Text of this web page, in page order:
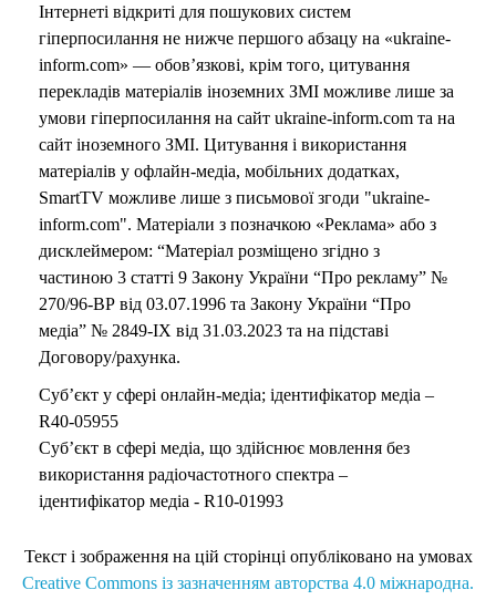
Інтернеті відкриті для пошукових систем
гіперпосилання не нижче першого абзацу на «ukraine-
inform.com» — обов’язкові, крім того, цитування
перекладів матеріалів іноземних ЗМІ можливе лише за
умови гіперпосилання на сайт ukraine-inform.com та на
сайт іноземного ЗМІ. Цитування і використання
матеріалів у офлайн-медіа, мобільних додатках,
SmartTV можливе лише з письмової згоди "ukraine-
inform.com". Матеріали з позначкою «Реклама» або з
дисклеймером: “Матеріал розміщено згідно з
частиною 3 статті 9 Закону України “Про рекламу” №
270/96-ВР від 03.07.1996 та Закону України “Про
медіа” № 2849-IX від 31.03.2023 та на підставі
Договору/рахунка.
Суб’єкт у сфері онлайн-медіа; ідентифікатор медіа –
R40-05955
Суб’єкт в сфері медіа, що здійснює мовлення без
використання радіочастотного спектра –
ідентифікатор медіа - R10-01993
Текст і зображення на цій сторінці опубліковано на умовах
Creative Commons із зазначенням авторства 4.0 міжнародна.